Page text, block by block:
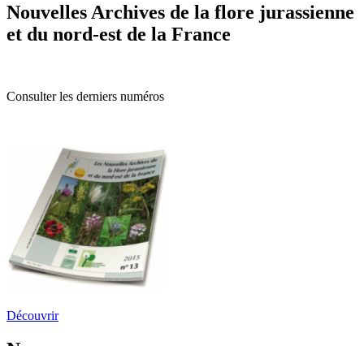
Nouvelles Archives de la flore jurassienne
et du nord-est de la France
Consulter les derniers numéros
Découvrir